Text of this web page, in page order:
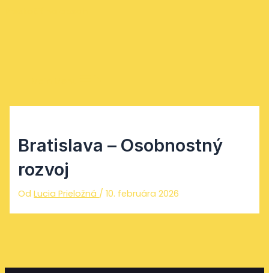
Bratislava – Osobnostný
rozvoj
Od Lucia Prieložná /10. februára 2026